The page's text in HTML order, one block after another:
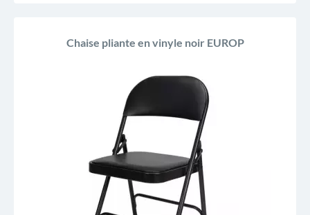
Chaise pliante en vinyle noir EUROP